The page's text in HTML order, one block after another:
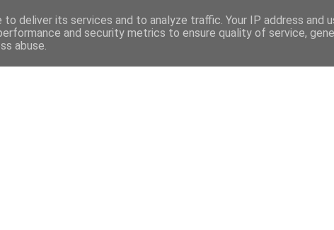
deliver its services and to analyze traffic. Your IP address and
and security metrics to ensure quality of service,
abuse.